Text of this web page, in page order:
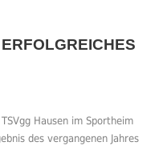
Hausen im Sportheim
des vergangenen Jahres